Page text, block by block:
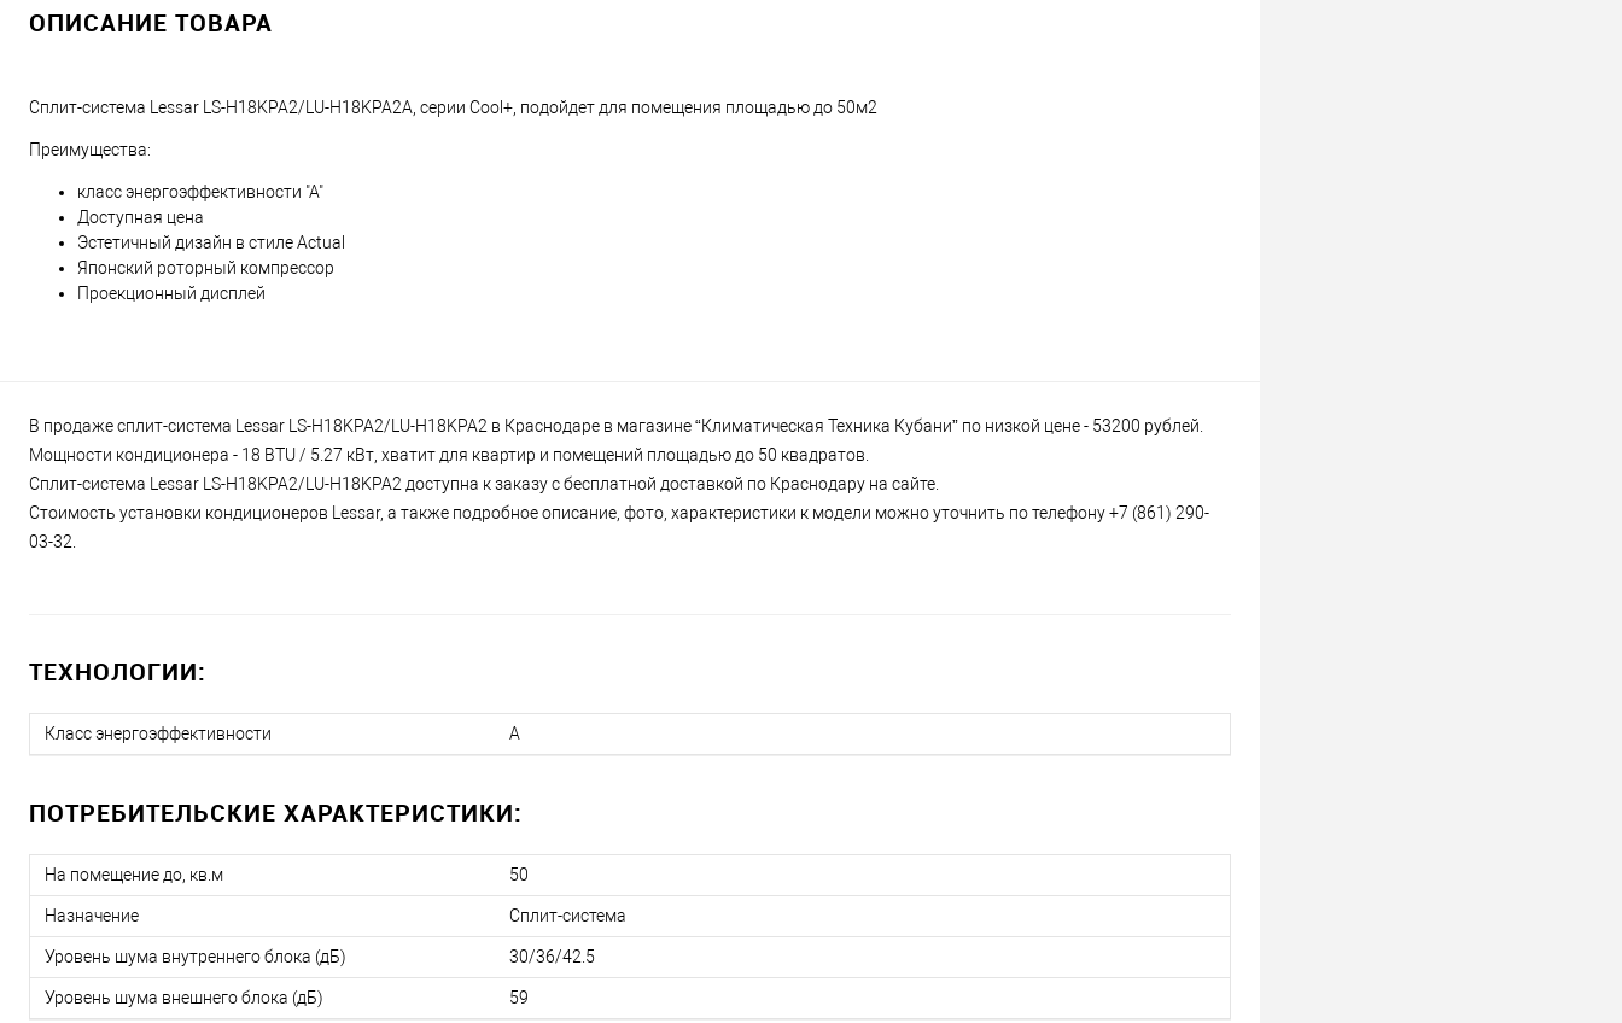
ОПИСАНИЕ ТОВАРА
Сплит-система Lessar LS-H18KPA2/LU-H18KPA2A, серии Cool+, подойдет для помещения площадью до 50м2
Преимущества:
класс энергоэффективности "А"
Доступная цена
Эстетичный дизайн в стиле Actual
Японский роторный компрессор
Проекционный дисплей
В продаже сплит-система Lessar LS-H18KPA2/LU-H18KPA2 в Краснодаре в магазине “Климатическая Техника Кубани” по низкой цене - 53200 рублей.
Мощности кондиционера - 18 BTU / 5.27 кВт, хватит для квартир и помещений площадью до 50 квадратов.
Сплит-система Lessar LS-H18KPA2/LU-H18KPA2 доступна к заказу с бесплатной доставкой по Краснодару на сайте.
Стоимость установки кондиционеров Lessar, а также подробное описание, фото, характеристики к модели можно уточнить по телефону +7 (861) 290-
03-32.
ТЕХНОЛОГИИ:
Класс энергоэффективности A
ПОТРЕБИТЕЛЬСКИЕ ХАРАКТЕРИСТИКИ:
На помещение до, кв.м 50
Назначение Сплит-система
Уровень шума внутреннего блока (дБ) 30/36/42.5
Уровень шума внешнего блока (дБ) 59